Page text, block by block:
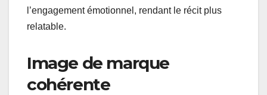
l’engagement émotionnel, rendant le récit plus
relatable.
Image de marque
cohérente